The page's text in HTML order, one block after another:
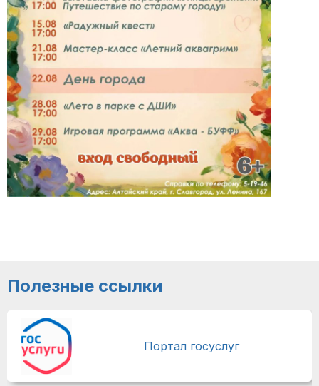
Полезные ссылки
Портал госуслуг